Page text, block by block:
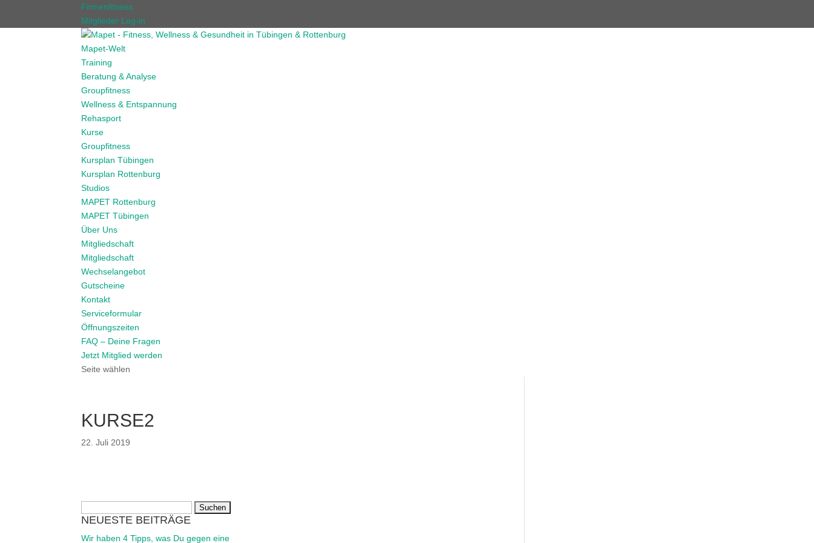
Firmenfitness
Mitglieder Log-in
Mapet-Welt
Training
Beratung & Analyse
Groupfitness
Wellness & Entspannung
Rehasport
Kurse
Groupfitness
Kursplan Tübingen
Kursplan Rottenburg
Studios
MAPET Rottenburg
MAPET Tübingen
Über Uns
Mitgliedschaft
Mitgliedschaft
Wechselangebot
Gutscheine
Kontakt
Serviceformular
Öffnungszeiten
FAQ – Deine Fragen
Jetzt Mitglied werden
Seite wählen
KURSE2
22. Juli 2019
nach:
NEUESTE BEITRÄGE
Wir haben 4 Tipps, was Du gegen eine